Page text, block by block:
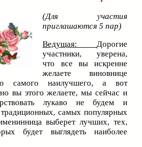
(Для участия
приглашаются 5 пар)
Ведущая: Дорогие
участники, уверена,
что все вы искренне
желаете виновнице
самого наилучшего, а вот
вы этого желаете, мы сейчас и
лукаво не будем и
самых популярных
выберет лучших, тех,
будет выглядеть наиболее